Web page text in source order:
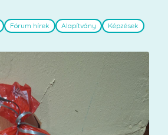
Fórum hírek Alapítvány Képzések